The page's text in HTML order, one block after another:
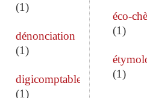
(1)
dénonciation
(1)
digicomptable
(1)
éco-
(1)
(1)